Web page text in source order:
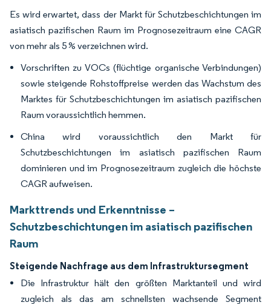
Es wird erwartet, dass der Markt für Schutzbeschichtungen im
asiatisch pazifischen Raum im Prognosezeitraum eine CAGR
von mehr als 5 % verzeichnen wird.
Vorschriften zu VOCs (flüchtige organische Verbindungen)
sowie steigende Rohstoffpreise werden das Wachstum des
Marktes für Schutzbeschichtungen im asiatisch pazifischen
Raum voraussichtlich hemmen.
China wird voraussichtlich den Markt für
Schutzbeschichtungen im asiatisch pazifischen Raum
dominieren und im Prognosezeitraum zugleich die höchste
CAGR aufweisen.
Markttrends und Erkenntnisse –
Schutzbeschichtungen im asiatisch pazifischen
Raum
Steigende Nachfrage aus dem Infrastruktursegment
Die Infrastruktur hält den größten Marktanteil und wird
zugleich als das am schnellsten wachsende Segment